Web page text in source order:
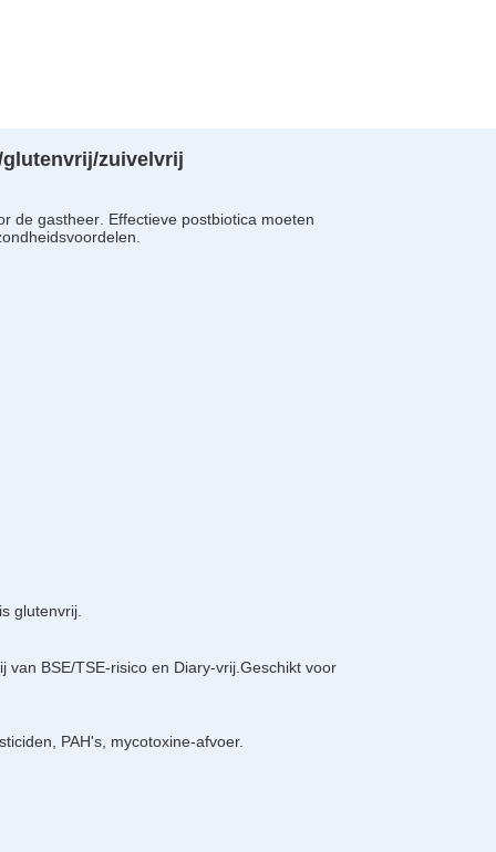
zuivelvrij
gastheer. Effectieve postbiotica moeten
glutenvrij.
BSE/TSE-risico en Diary-vrij.Geschikt voor
PAH's, mycotoxine-afvoer.